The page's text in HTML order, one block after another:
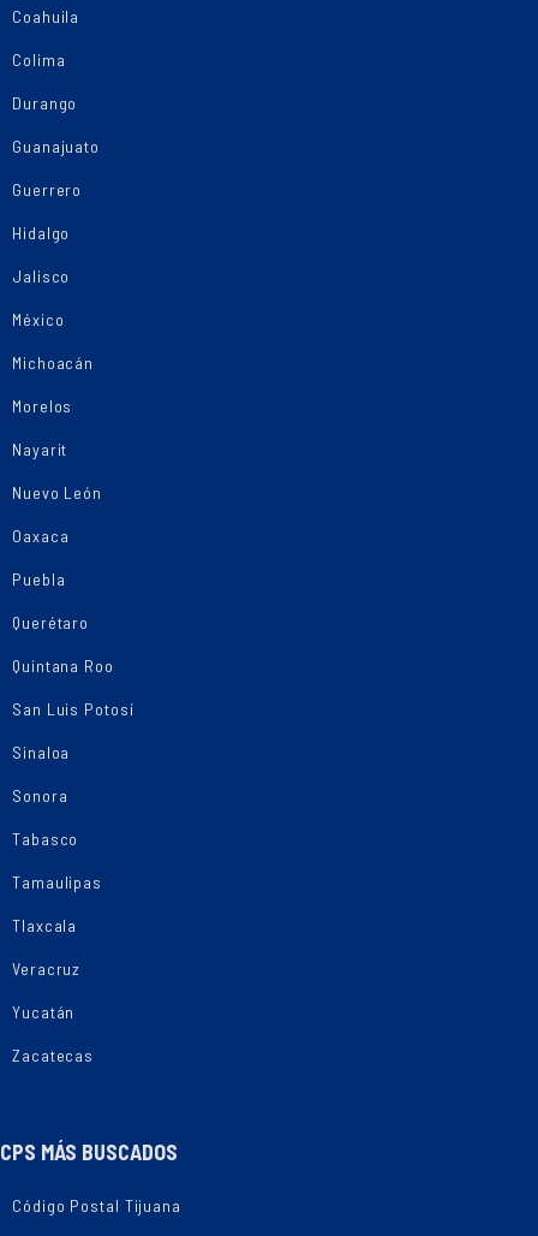
Coahuila
Colima
Durango
Guanajuato
Guerrero
Hidalgo
Jalisco
México
Michoacán
Morelos
Nayarit
Nuevo León
Oaxaca
Puebla
Querétaro
Quintana Roo
San Luis Potosí
Sinaloa
Sonora
Tabasco
Tamaulipas
Tlaxcala
Veracruz
Yucatán
Zacatecas
CPS MÁS BUSCADOS
Código Postal Tijuana